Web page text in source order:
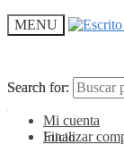
MENU
Search for:
Mi cuenta
Finalizar
Search for:
Inicio